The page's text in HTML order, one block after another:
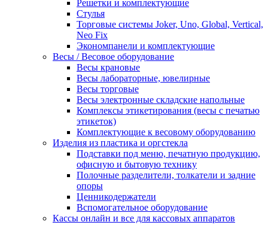
Решетки и комплектующие
Стулья
Торговые системы Joker, Uno, Global, Vertical,
Neo Fix
Экономпанели и комплектующие
Весы / Весовое оборудование
Весы крановые
Весы лабораторные, ювелирные
Весы торговые
Весы электронные складские напольные
Комплексы этикетирования (весы с печатью
этикеток)
Комплектующие к весовому оборудованию
Изделия из пластика и оргстекла
Подставки под меню, печатную продукцию,
офисную и бытовую технику
Полочные разделители, толкатели и задние
опоры
Ценникодержатели
Вспомогательное оборудование
Кассы онлайн и все для кассовых аппаратов